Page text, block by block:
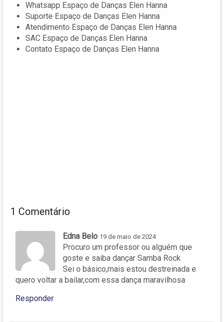
Whatsapp Espaço de Danças Elen Hanna
Suporte Espaço de Danças Elen Hanna
Atendimento Espaço de Danças Elen Hanna
SAC Espaço de Danças Elen Hanna
Contato Espaço de Danças Elen Hanna
1 Comentário
Edna Belo 19 de maio de 2024
Procuro um professor ou alguém que
goste e saiba dançar Samba Rock
Sei o básico,mais estou destreinada e
quero voltar a bailar,com essa dança maravilhosa
Responder